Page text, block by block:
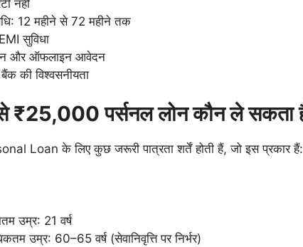
नहीं
12 महीने से 72 महीने तक
सुविधा
और ऑफलाइन आवेदन
की विश्वसनीयता
₹25,000 पर्सनल लोन कौन ले
Loan के लिए कुछ जरूरी पात्रता शर्तें होती हैं, जो इस
उम्र: 21 वर्ष
उम्र: 60–65 वर्ष (सेवानिवृत्ति पर निर्भर)